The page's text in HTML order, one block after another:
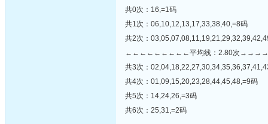
共0次：16,=1码
共1次：06,10,12,13,17,33,38,40,=8码
共2次：
←←←←←←←←←平均线：2.80次
共3次：
共4次：01,09,15,20,23,28,44,45,48,=9码
共5次：14,24,26,=3码
共6次：25,31,=2码